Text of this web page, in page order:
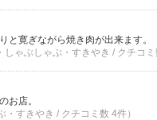
と寛ぎながら焼き肉が出来ます。
しゃぶしゃぶ・すきやき / クチコミ
お店。
・すきやき / クチコミ数 4件）